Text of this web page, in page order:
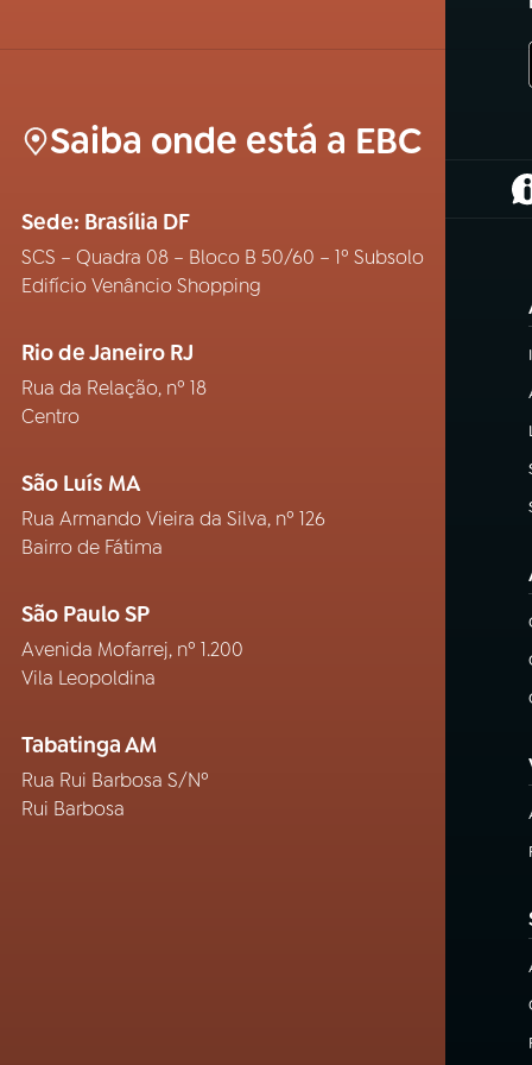
Saiba onde está a EBC
Sede: Brasília DF
SCS – Quadra 08 – Bloco B 50/60 – 1º Subsolo
Edifício Venâncio Shopping
Rio de Janeiro RJ
Rua da Relação, nº 18
Centro
São Luís MA
Rua Armando Vieira da Silva, nº 126
Bairro de Fátima
São Paulo SP
Avenida Mofarrej, nº 1.200
Vila Leopoldina
Tabatinga AM
Rua Rui Barbosa S/Nº
Rui Barbosa